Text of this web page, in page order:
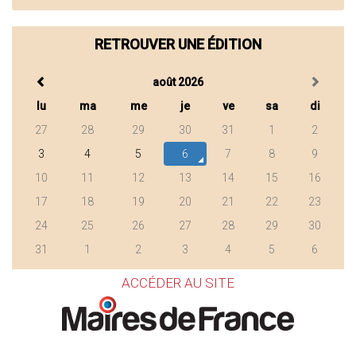
RETROUVER UNE ÉDITION
août 2026
lu
ma me je ve sa
di
27
28 29 30 31 1
2
3
4 5 6 7 8
9
10
11 12 13 14 15
16
17
18 19 20 21 22
23
24
25 26 27 28 29
30
31
1 2 3 4 5 6
ACCÉDER AU SITE